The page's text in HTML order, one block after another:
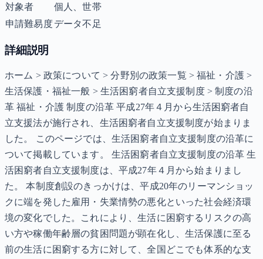
対象者
個人、世帯
申請難易度データ不足
詳細説明
ホーム > 政策について > 分野別の政策一覧 > 福祉・介護 >
生活保護・福祉一般 > 生活困窮者自立支援制度 > 制度の沿
革 福祉・介護 制度の沿革 平成27年４月から生活困窮者自
立支援法が施行され、生活困窮者自立支援制度が始まりま
した。 このページでは、生活困窮者自立支援制度の沿革に
ついて掲載しています。 生活困窮者自立支援制度の沿革 生
活困窮者自立支援制度は、平成27年４月から始まりまし
た。 本制度創設のきっかけは、平成20年のリーマンショッ
クに端を発した雇用・失業情勢の悪化といった社会経済環
境の変化でした。これにより、生活に困窮するリスクの高
い方や稼働年齢層の貧困問題が顕在化し、生活保護に至る
前の生活に困窮する方に対して、全国どこでも体系的な支